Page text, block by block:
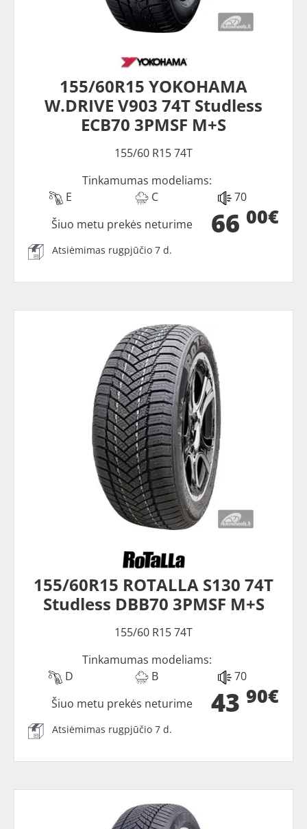
155/60R15 YOKOHAMA
W.DRIVE V903 74T Studless
ECB70 3PMSF M+S
155/60 R15 74T
Tinkamumas modeliams:
E
C 70
66 00€
Šiuo metu prekės neturime
Atsiėmimas rugpjūčio 7 d.
155/60R15 ROTALLA S130 74T
Studless DBB70 3PMSF M+S
155/60 R15 74T
Tinkamumas modeliams:
D
B 70
43 90€
Šiuo metu prekės neturime
Atsiėmimas rugpjūčio 7 d.